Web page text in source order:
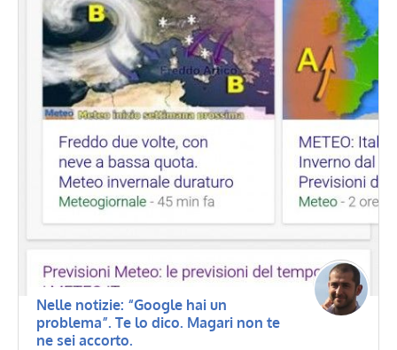
Nelle notizie: “Google hai un
problema”. Te lo dico. Magari non te
ne sei accorto.